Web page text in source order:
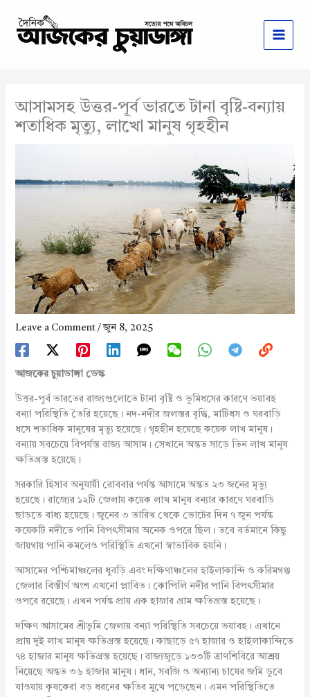
content
আসামসহ উত্তর-পূর্ব ভারতে টানা বৃষ্টি-বন্যায়
শতাধিক মৃত্যু, লাখো মানুষ গৃহহীন
Leave a Comment /জুন 8, 2025
আজকের চুয়াডাঙ্গা ডেস্ক
উত্তর-পূর্ব ভারতের রাজ্যগুলোতে টানা বৃষ্টি ও ভূমিধসের কারণে ভয়াবহ
বন্যা পরিস্থিতি তৈরি হয়েছে। নদ-নদীর জলস্তর বৃদ্ধি, মাটিধস ও ঘরবাড়ি
ধসে শতাধিক মানুষের মৃত্যু হয়েছে। গৃহহীন হয়েছে কয়েক লাখ মানুষ।
বন্যায় সবচেয়ে বিপর্যস্ত রাজ্য আসাম। সেখানে অন্তত সাড়ে তিন লাখ মানুষ
ক্ষতিগ্রস্ত হয়েছে।
সরকারি হিসাব অনুযায়ী রোববার পর্যন্ত আসামে অন্তত ২৩ জনের মৃত্যু
হয়েছে। রাজ্যের ১২টি জেলায় কয়েক লাখ মানুষ বন্যার কারণে ঘরবাড়ি
ছাড়তে বাধ্য হয়েছে। জুনের ৩ তারিখ থেকে ভোটের দিন ৭ জুন পর্যন্ত
কয়েকটি নদীতে পানি বিপৎসীমার অনেক ওপরে ছিল। তবে বর্তমানে কিছু
জায়গায় পানি কমলেও পরিস্থিতি এখনো স্বাভাবিক হয়নি।
আসামের পশ্চিমাঞ্চলের ধুবড়ি এবং দক্ষিণাঞ্চলের হাইলাকান্দি ও করিমগঞ্জ
জেলার বিস্তীর্ণ অংশ এখনো প্লাবিত। কোপিলি নদীর পানি বিপৎসীমার
ওপরে রয়েছে। এখন পর্যন্ত প্রায় এক হাজার গ্রাম ক্ষতিগ্রস্ত হয়েছে।
দক্ষিণ আসামের শ্রীভূমি জেলায় বন্যা পরিস্থিতি সবচেয়ে ভয়াবহ। এখানে
প্রায় দুই লাখ মানুষ ক্ষতিগ্রস্ত হয়েছে। কাছাড়ে ৫৭ হাজার ও হাইলাকান্দিতে
৭৪ হাজার মানুষ ক্ষতিগ্রস্ত হয়েছে। রাজ্যজুড়ে ১৩৩টি ত্রাণশিবিরে আশ্রয়
নিয়েছে অন্তত ৩৬ হাজার মানুষ। ধান, সবজি ও অন্যান্য চাষের জমি ডুবে
যাওয়ায় কৃষকেরা বড় ধরনের ক্ষতির মুখে পড়েছেন। এমন পরিস্থিতিতে